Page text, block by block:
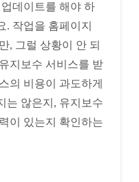
데이트를 해야 하
. 작업을 홈페이지
, 그럴 상황이 안 되
지보수 서비스를 받
의 비용이 과도하게
는 않은지, 유지보수
이 있는지 확인하는